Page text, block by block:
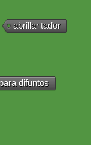
abrillantador
difuntos